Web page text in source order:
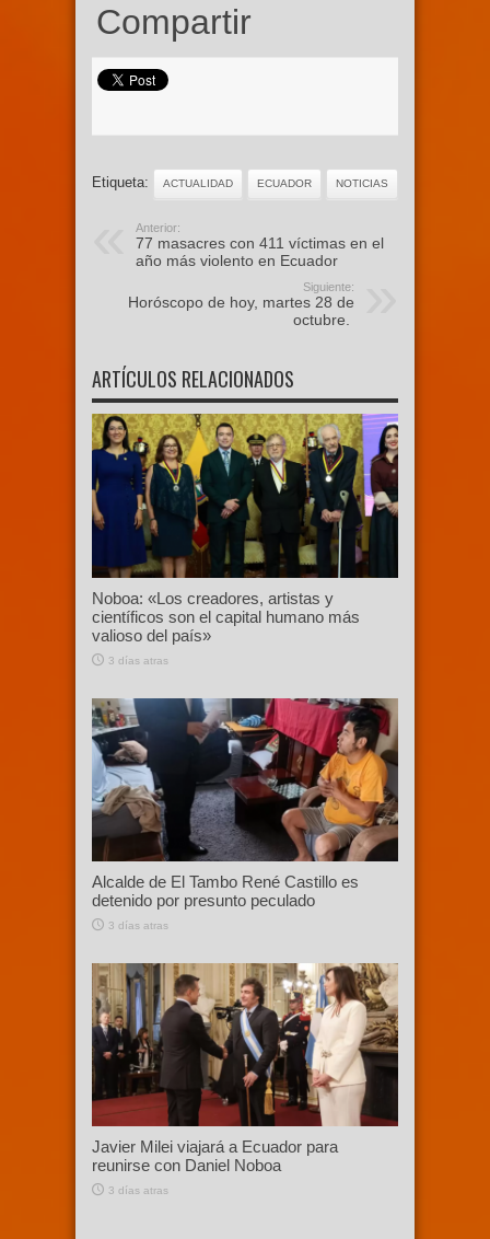
Compartir
Etiqueta: ACTUALIDAD ECUADOR NOTICIAS
Anterior:
77 masacres con 411 víctimas en el
año más violento en Ecuador
Siguiente:
Horóscopo de hoy, martes 28 de
octubre.
ARTÍCULOS RELACIONADOS
Noboa: «Los creadores, artistas y
científicos son el capital humano más
valioso del país»
3 días atras
Alcalde de El Tambo René Castillo es
detenido por presunto peculado
3 días atras
Javier Milei viajará a Ecuador para
reunirse con Daniel Noboa
3 días atras